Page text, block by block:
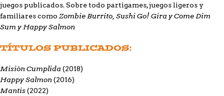
juegos publicados. Sobre todo partigames, juegos ligeros y
familiares como Zombie Burrito, Sushi Go! Gira y Come Dim
Sum y Happy Salmon
TÍTULOS PUBLICADOS:
Misión Cumplida(2018)
Happy Salmon(2016)
Mantis(2022)